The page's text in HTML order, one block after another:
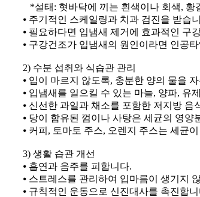
*설태: 혓바닥에 끼는 흰색이나 회색, 황
⦁ 주기적인 스케일링과 치과 검진을 받습
⦁ 필요하다면 입냄새 제거에 효과적인 구
⦁ 구강건조가 입냄새의 원인이라면 인공
2) 수분 섭취와 식습관 관리
⦁ 입이 마르지 않도록, 충분한 양의 물을
⦁ 입냄새를 일으킬 수 있는 마늘, 양파, 유
⦁ 신선한 과일과 채소를 포함한 저지방 음
⦁ 당이 함유된 껌이나 사탕은 세균의 영양
⦁ 커피, 토마토 주스, 오렌지 주스는 세균
3) 생활 습관 개선
⦁ 흡연과 음주를 피합니다.
⦁ 스트레스를 관리하여 입마름이 생기지
⦁ 규칙적인 운동으로 신진대사를 촉진합니